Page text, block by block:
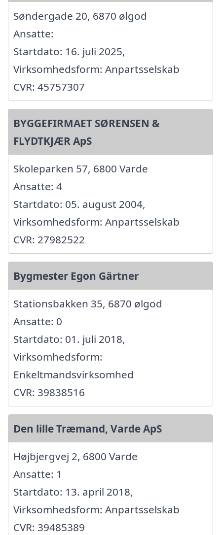
Søndergade 20, 6870 ølgod
Ansatte:
Startdato: 16. juli 2025,
Virksomhedsform: Anpartsselskab
CVR: 45757307
BYGGEFIRMAET SØRENSEN &
FLYDTKJÆR ApS
Skoleparken 57, 6800 Varde
Ansatte: 4
Startdato: 05. august 2004,
Virksomhedsform: Anpartsselskab
CVR: 27982522
Bygmester Egon Gärtner
Stationsbakken 35, 6870 ølgod
Ansatte: 0
Startdato: 01. juli 2018,
Virksomhedsform:
Enkeltmandsvirksomhed
CVR: 39838516
Den lille Træmand, Varde ApS
Højbjergvej 2, 6800 Varde
Ansatte: 1
Startdato: 13. april 2018,
Virksomhedsform: Anpartsselskab
CVR: 39485389